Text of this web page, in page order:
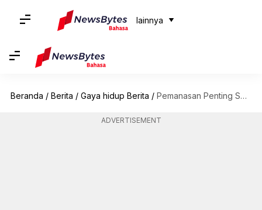
lainnya
Beranda / Berita / Gaya hidup Berita / Pemanasan Penting Sebelum Berolahraga: Mengenal Gerakan Pemanasan Terbaik
ADVERTISEMENT